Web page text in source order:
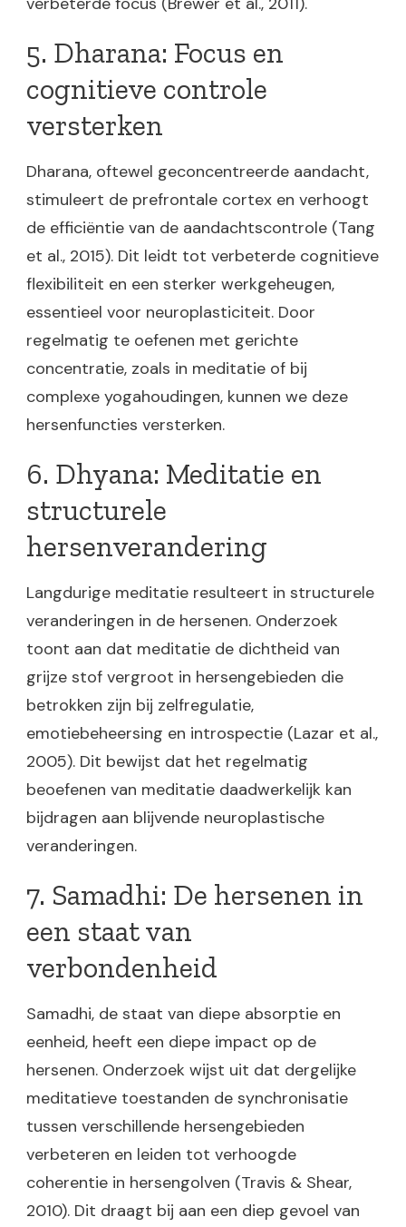
5. Dharana: Focus en
cognitieve controle
versterken
Dharana, oftewel geconcentreerde aandacht,
stimuleert de prefrontale cortex en verhoogt
de efficiëntie van de aandachtscontrole (Tang
et al., 2015). Dit leidt tot verbeterde cognitieve
flexibiliteit en een sterker werkgeheugen,
essentieel voor neuroplasticiteit. Door
regelmatig te oefenen met gerichte
concentratie, zoals in meditatie of bij
complexe yogahoudingen, kunnen we deze
hersenfuncties versterken.
6. Dhyana: Meditatie en
structurele
hersenverandering
Langdurige meditatie resulteert in structurele
veranderingen in de hersenen. Onderzoek
toont aan dat meditatie de dichtheid van
grijze stof vergroot in hersengebieden die
betrokken zijn bij zelfregulatie,
emotiebeheersing en introspectie (Lazar et al.,
2005). Dit bewijst dat het regelmatig
beoefenen van meditatie daadwerkelijk kan
bijdragen aan blijvende neuroplastische
veranderingen.
7. Samadhi: De hersenen in
een staat van
verbondenheid
Samadhi, de staat van diepe absorptie en
eenheid, heeft een diepe impact op de
hersenen. Onderzoek wijst uit dat dergelijke
meditatieve toestanden de synchronisatie
tussen verschillende hersengebieden
verbeteren en leiden tot verhoogde
coherentie in hersengolven (Travis & Shear,
2010). Dit draagt bij aan een diep gevoel van